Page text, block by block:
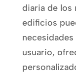
diaria de los
edificios
usuario,